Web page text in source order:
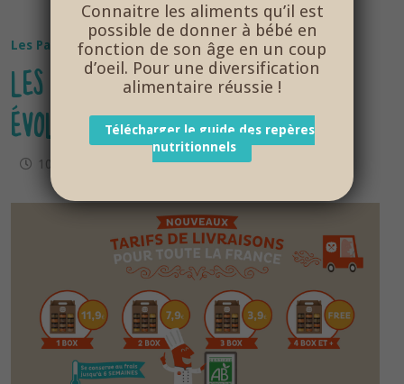
Les Papas
LES TARIFS DE LIVRAISON
ÉVOLUENT !
10 décembre 2015
Connaitre les aliments qu’il est
possible de donner à bébé en
fonction de son âge en un coup
d’oeil. Pour une diversification
alimentaire réussie !
Télécharger le guide des repères
nutritionnels